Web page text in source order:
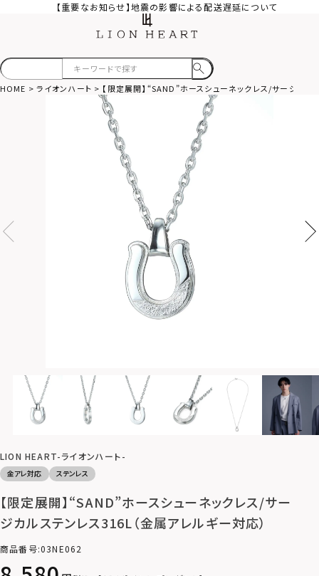
【重要なお知らせ】地震の影響による配送遅延について
HOME ライオンハート 【限定展開】“SAND”ホースシューネックレス/サージカル
LION HEART-ライオンハート-
金アレ対応 ステンレス
【限定展開】“SAND”ホースシューネックレス/サー
ジカルステンレス316L（金属アレルギー対応）
商品番号 03NE062